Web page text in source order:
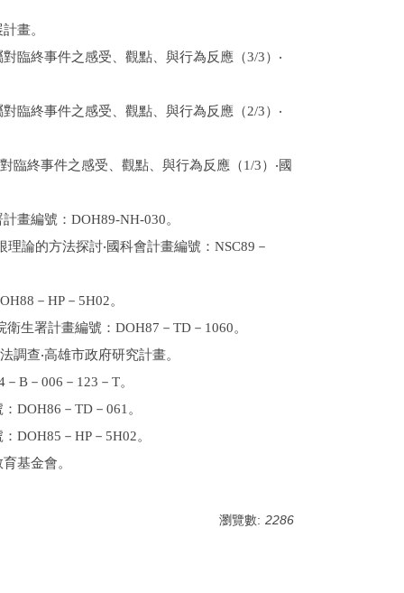
畫。
臨終事件之感受、觀點、與行為反應（3/3）‧
臨終事件之感受、觀點、與行為反應（2/3）‧
臨終事件之感受、觀點、與行為反應（1/3）‧國
畫編號：DOH89-NH-030。
論的方法探討‧國科會計畫編號：NSC89－
－HP－5H02。
生署計畫編號：DOH87－TD－1060。
調查‧高雄市政府研究計畫。
B－006－123－T。
DOH86－TD－061。
DOH85－HP－5H02。
基金會。
瀏覽數: 2286